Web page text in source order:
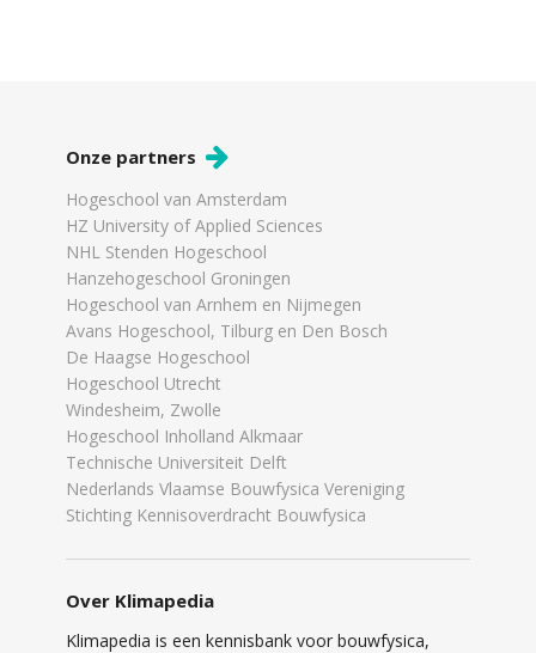
Onze partners
Hogeschool van Amsterdam
HZ University of Applied Sciences
NHL Stenden Hogeschool
Hanzehogeschool Groningen
Hogeschool van Arnhem en Nijmegen
Avans Hogeschool, Tilburg en Den Bosch
De Haagse Hogeschool
Hogeschool Utrecht
Windesheim, Zwolle
Hogeschool Inholland Alkmaar
Technische Universiteit Delft
Nederlands Vlaamse Bouwfysica Vereniging
Stichting Kennisoverdracht Bouwfysica
Over Klimapedia
Klimapedia is een kennisbank voor bouwfysica,